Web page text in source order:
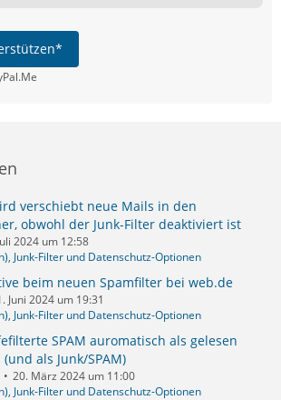
verschiebt neue Mails in den
obwohl der Junk-Filter deaktiviert ist
2024 um 12:58
Junk-Filter und Datenschutz-Optionen
beim neuen Spamfilter bei web.de
Juni 2024 um 19:31
Junk-Filter und Datenschutz-Optionen
SPAM auromatisch als gelesen
als Junk/SPAM)
20. März 2024 um 11:00
Junk-Filter und Datenschutz-Optionen